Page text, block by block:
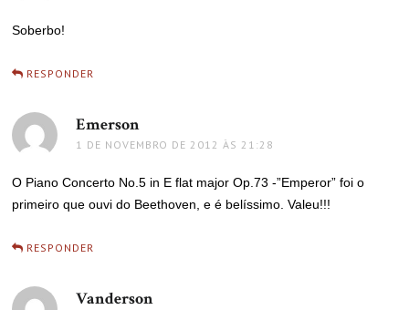
Soberbo!
RESPONDER
Emerson
1 DE NOVEMBRO DE 2012 ÀS 21:28
O Piano Concerto No.5 in E flat major Op.73 -”Emperor” foi o
primeiro que ouvi do Beethoven, e é belíssimo. Valeu!!!
RESPONDER
Vanderson